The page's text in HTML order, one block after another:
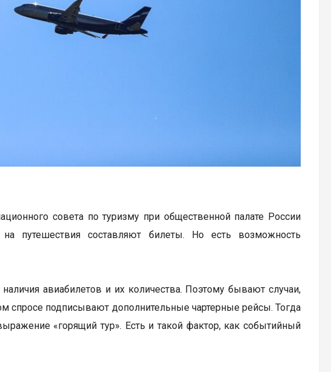
совета по туризму при общественной палате России
путешествия составляют билеты. Но есть возможность
авиабилетов и их количества. Поэтому бывают случаи,
спросе подписывают дополнительные чартерные рейсы. Тогда
«горящий тур». Есть и такой фактор, как событийный